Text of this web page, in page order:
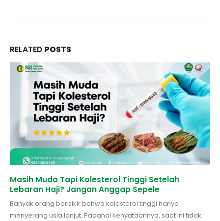
RELATED POSTS
Masih Muda Tapi Kolesterol Tinggi Setelah
Lebaran Haji? Jangan Anggap Sepele
Banyak orang berpikir bahwa kolesterol tinggi hanya
menyerang usia lanjut. Padahal kenyataannya, saat ini tidak